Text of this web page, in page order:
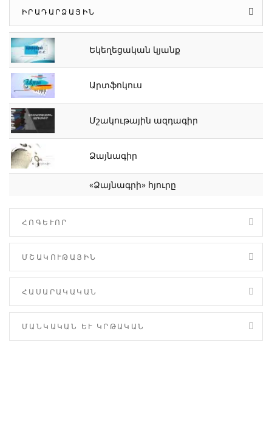
ԻՐԱԴԱՐՁԱՅԻՆ
Եկեղեցական կյանք
Արտֆոկուս
Մշակութային ազդագիր
Ձայնագիր
«Ձայնագրի» հյուրը
ՀՈԳԵՒՈՐ
ՄՇԱԿՈՒԹԱՅԻՆ
ՀԱՍԱՐԱԿԱԿԱՆ
ՄԱՆԿԱԿԱՆ ԵՒ ԿՐԹԱԿԱՆ